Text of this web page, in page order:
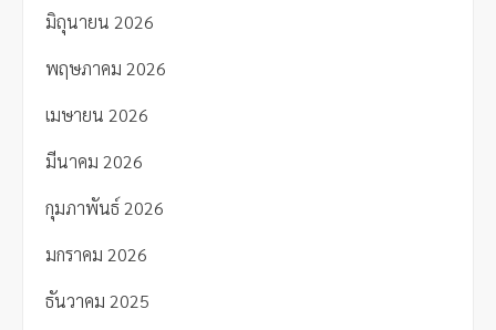
มิถุนายน 2026
พฤษภาคม 2026
เมษายน 2026
มีนาคม 2026
กุมภาพันธ์ 2026
มกราคม 2026
ธันวาคม 2025